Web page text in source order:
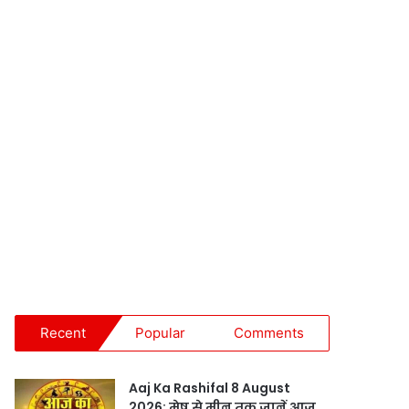
Recent Popular Comments
Aaj Ka Rashifal 8 August